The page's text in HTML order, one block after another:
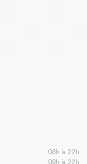
08h à 22h
08h à 22h